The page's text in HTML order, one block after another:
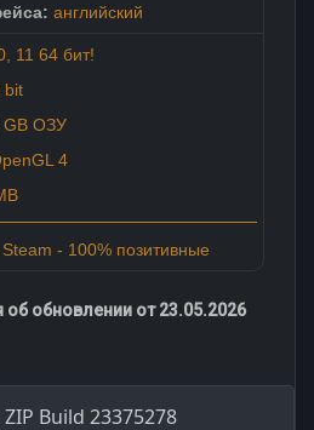
английский
11 64 бит!
bit
GB ОЗУ
4
- 100% позитивные
обновлении от 23.05.2026
Build 23375278